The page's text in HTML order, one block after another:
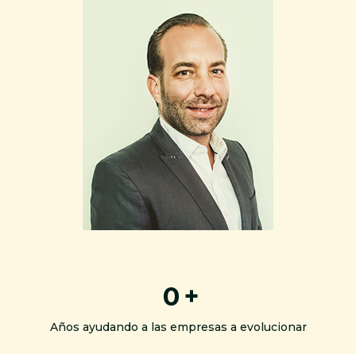
0 +
Años ayudando a las empresas a evolucionar